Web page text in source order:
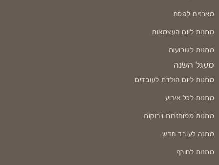
מארזים לפסח
מתנות ליום העצמאות
מתנות לשבועות
מעגל השנה
מתנות ליום הולדת לעובדים
מתנות לכל אירוע
מתנות ממוחזרות וירוקות
מתנה לעובד חדש
מתנות לחורף